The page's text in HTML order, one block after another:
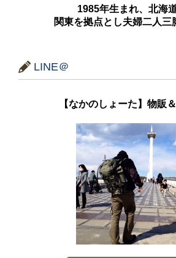
1985年生まれ、北海
関東を拠点とし夫婦二人三
LINE＠
【なかのしょーた】物販